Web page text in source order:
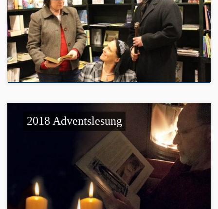
2018 Adventslesung